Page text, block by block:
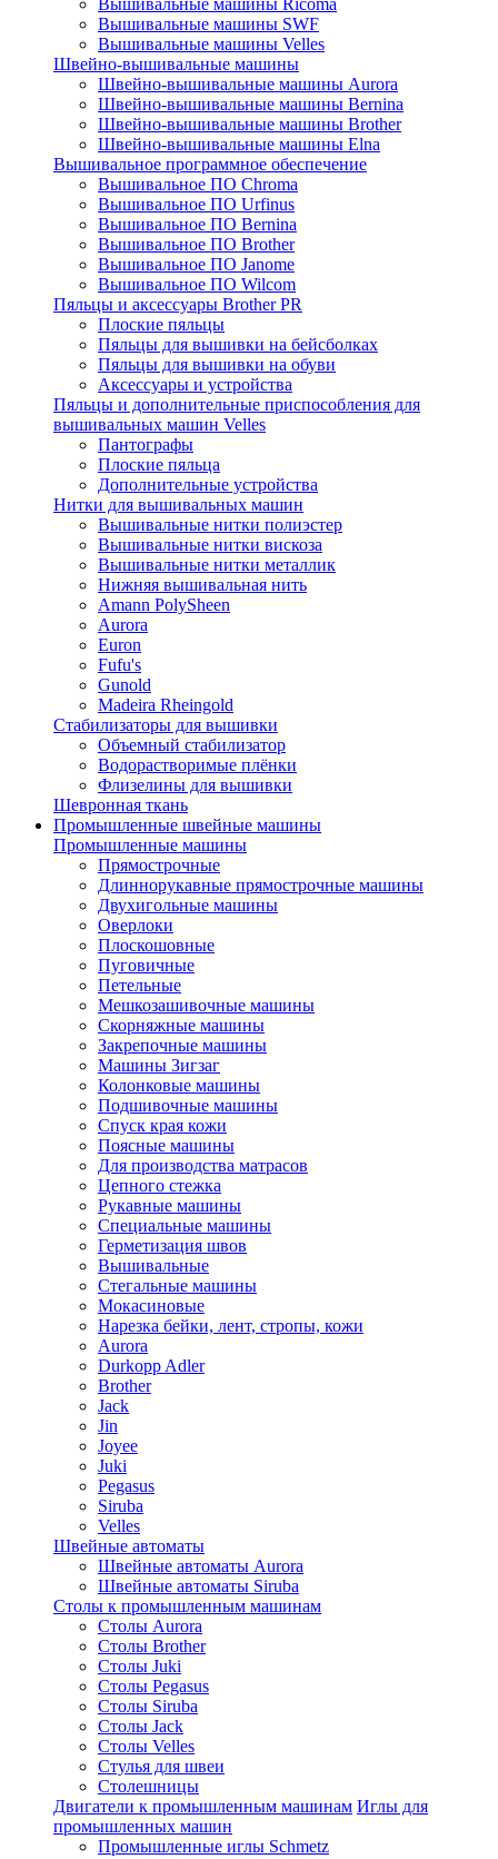
Вышивальные машины Ricoma
Вышивальные машины SWF
Вышивальные машины Velles
Швейно-вышивальные машины
Швейно-вышивальные машины Aurora
Швейно-вышивальные машины Bernina
Швейно-вышивальные машины Brother
Швейно-вышивальные машины Elna
Вышивальное программное обеспечение
Вышивальное ПО Chroma
Вышивальное ПО Urfinus
Вышивальное ПО Bernina
Вышивальное ПО Brother
Вышивальное ПО Janome
Вышивальное ПО Wilcom
Пяльцы и аксессуары Brother PR
Плоские пяльцы
Пяльцы для вышивки на бейсболках
Пяльцы для вышивки на обуви
Аксессуары и устройства
Пяльцы и дополнительные приспособления для
вышивальных машин Velles
Пантографы
Плоские пяльца
Дополнительные устройства
Нитки для вышивальных машин
Вышивальные нитки полиэстер
Вышивальные нитки вискоза
Вышивальные нитки металлик
Нижняя вышивальная нить
Amann PolySheen
Aurora
Euron
Fufu's
Gunold
Madeira Rheingold
Стабилизаторы для вышивки
Объемный стабилизатор
Водорастворимые плёнки
Флизелины для вышивки
Шевронная ткань
Промышленные швейные машины
Промышленные машины
Прямострочные
Длиннорукавные прямострочные машины
Двухигольные машины
Оверлоки
Плоскошовные
Пуговичные
Петельные
Мешкозашивочные машины
Скорняжные машины
Закрепочные машины
Машины Зигзаг
Колонковые машины
Подшивочные машины
Спуск края кожи
Поясные машины
Для производства матрасов
Цепного стежка
Рукавные машины
Специальные машины
Герметизация швов
Вышивальные
Стегальные машины
Мокасиновые
Нарезка бейки, лент, стропы, кожи
Aurora
Durkopp Adler
Brother
Jack
Jin
Joyee
Juki
Pegasus
Siruba
Velles
Швейные автоматы
Швейные автоматы Aurora
Швейные автоматы Siruba
Столы к промышленным машинам
Столы Aurora
Столы Brother
Столы Juki
Столы Pegasus
Столы Siruba
Столы Jack
Столы Velles
Стулья для швеи
Столешницы
Двигатели к промышленным машинам Иглы для
промышленных машин
Промышленные иглы Schmetz